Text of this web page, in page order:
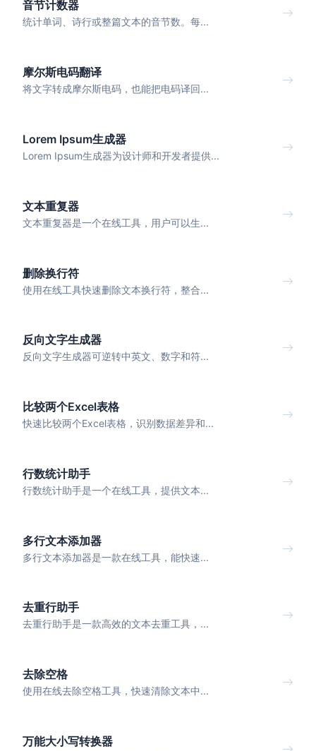
音节计数器
统计单词、诗行或整篇文本的音节数。每...
摩尔斯电码翻译
将文字转成摩尔斯电码，也能把电码译回...
Lorem Ipsum生成器
Lorem Ipsum生成器为设计师和开发者提供...
文本重复器
文本重复器是一个在线工具，用户可以生...
删除换行符
使用在线工具快速删除文本换行符，整合...
反向文字生成器
反向文字生成器可逆转中英文、数字和符...
比较两个Excel表格
快速比较两个Excel表格，识别数据差异和...
行数统计助手
行数统计助手是一个在线工具，提供文本...
多行文本添加器
多行文本添加器是一款在线工具，能快速...
去重行助手
去重行助手是一款高效的文本去重工具，...
去除空格
使用在线去除空格工具，快速清除文本中...
万能大小写转换器